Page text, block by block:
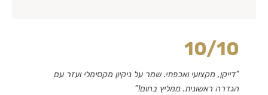
10/10
“דייקן, מקצועי ואכפתי. שמר על ניקיון מקסימלי ועזר עם
הגדרה ראשונית. ממליץ בחום!”